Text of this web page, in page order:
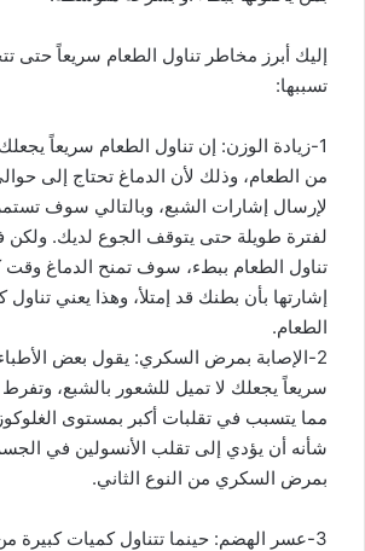
إليك أبرز مخاطر تناول الطعام سريعاً حتى
تسببها:
1-زيادة الوزن: إن تناول الطعام سريعاً
لإرسال إشارات الشبع، وبالتالي سوف
لفترة طويلة حتى يتوقف الجوع لديك. ولكن
تناول الطعام ببطء، سوف تمنح الدماغ
إشارتها بأن بطنك قد إمتلأ، وهذا يعني
الطعام.
2-الإصابة بمرض السكري: يقول بعض
سريعاً يجعلك لا تميل للشعور بالشبع،
مما يتسبب في تقلبات أكبر بمستوى
شأنه أن يؤدي إلى تقلب الأنسولين في
بمرض السكري من النوع الثاني.
3-عسر الهضم: حينما تتناول كميات كبيرة